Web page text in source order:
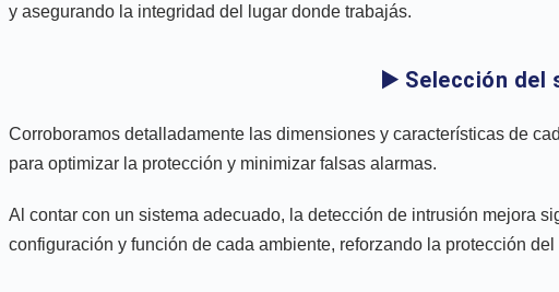
y asegurando la integridad del lugar donde trabajás.
▶️ Selección del
Corroboramos detalladamente las dimensiones y características de
para optimizar la protección y minimizar falsas alarmas.
Al contar con un sistema adecuado, la detección de intrusión mejora
configuración y función de cada ambiente, reforzando la protección del